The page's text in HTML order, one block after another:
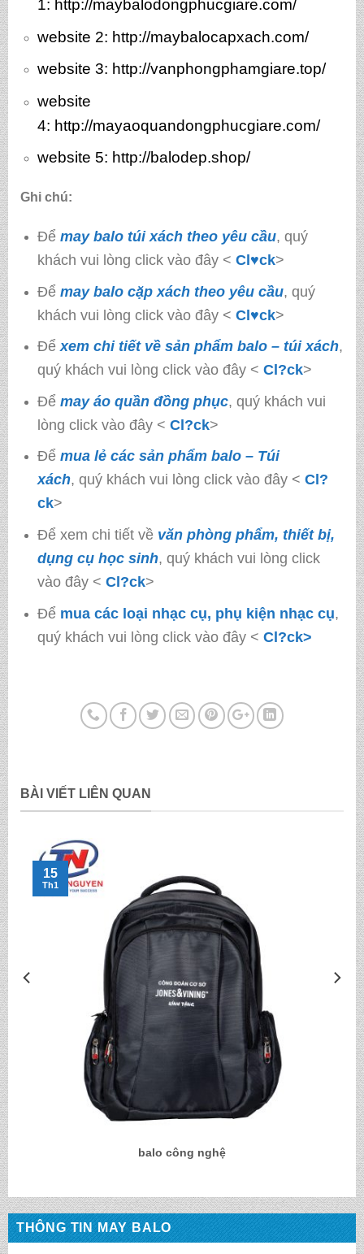
THÔNG TIN MAY BALO
1: http://maybalodongphucgiare.com/
website 2: http://maybalocapxach.com/
website 3: http://vanphongphamgiare.top/
website
4: http://mayaoquandongphucgiare.com/
website 5: http://balodep.shop/
Ghi chú:
Để may balo túi xách theo yêu cầu, quý
khách vui lòng click vào đây < Cl♥ck>
Để may balo cặp xách theo yêu cầu, quý
khách vui lòng click vào đây < Cl♥ck>
Để xem chi tiết về sản phẩm balo – túi xách,
quý khách vui lòng click vào đây < Cl?ck>
Để may áo quần đồng phục, quý khách vui
lòng click vào đây < Cl?ck>
Để mua lẻ các sản phẩm balo – Túi
xách, quý khách vui lòng click vào đây < Cl?
ck>
Để xem chi tiết về văn phòng phẩm, thiết bị,
dụng cụ học sinh, quý khách vui lòng click
vào đây < Cl?ck>
Để mua các loại nhạc cụ, phụ kiện nhạc cụ,
quý khách vui lòng click vào đây < Cl?ck>
BÀI VIẾT LIÊN QUAN
balo công nghệ
15
Th1